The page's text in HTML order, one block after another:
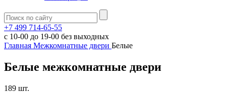
+7 499 714-65-55
с 10-00 до 19-00 без выходных
Главная Межкомнатные двери Белые
Белые межкомнатные двери
189 шт.